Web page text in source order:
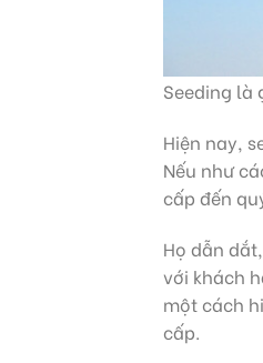
Seeding là
Hiện nay,
Nếu như
cấp đến
Họ dẫn
với khách
một cách
cấp.